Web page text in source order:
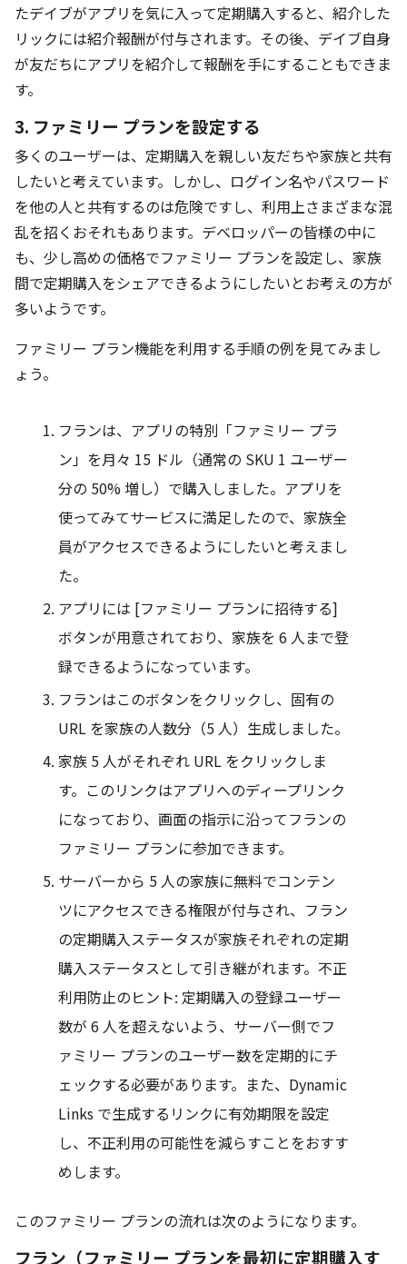
たデイブがアプリを気に入って定期購入すると、紹介した
リックには紹介報酬が付与されます。その後、デイブ自身
が友だちにアプリを紹介して報酬を手にすることもできま
す。
3. ファミリー プランを設定する
多くのユーザーは、定期購入を親しい友だちや家族と共有
したいと考えています。しかし、ログイン名やパスワード
を他の人と共有するのは危険ですし、利用上さまざまな混
乱を招くおそれもあります。デベロッパーの皆様の中に
も、少し高めの価格でファミリー プランを設定し、家族
間で定期購入をシェアできるようにしたいとお考えの方が
多いようです。
ファミリー プラン機能を利用する手順の例を見てみまし
ょう。
フランは、アプリの特別「ファミリー プラ
ン」を月々 15 ドル（通常の SKU 1 ユーザー
分の 50% 増し）で購入しました。アプリを
使ってみてサービスに満足したので、家族全
員がアクセスできるようにしたいと考えまし
た。
アプリには [ファミリー プランに招待する]
ボタンが用意されており、家族を 6 人まで登
録できるようになっています。
フランはこのボタンをクリックし、固有の
URL を家族の人数分（5 人）生成しました。
家族 5 人がそれぞれ URL をクリックしま
す。このリンクはアプリへのディープリンク
になっており、画面の指示に沿ってフランの
ファミリー プランに参加できます。
サーバーから 5 人の家族に無料でコンテン
ツにアクセスできる権限が付与され、フラン
の定期購入ステータスが家族それぞれの定期
購入ステータスとして引き継がれます。不正
利用防止のヒント: 定期購入の登録ユーザー
数が 6 人を超えないよう、サーバー側でフ
ァミリー プランのユーザー数を定期的にチ
ェックする必要があります。また、Dynamic
Links で生成するリンクに有効期限を設定
し、不正利用の可能性を減らすことをおすす
めします。
このファミリー プランの流れは次のようになります。
フラン（ファミリー プランを最初に定期購入す